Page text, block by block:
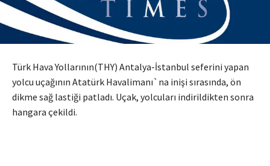
Türk Hava Yollarının(THY) Antalya-İstanbul seferini yapan
yolcu uçağının Atatürk Havalimanı`na inişi sırasında, ön
dikme sağ lastiği patladı. Uçak, yolcuları indirildikten sonra
hangara çekildi.